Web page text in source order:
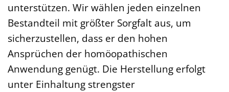
unterstützen. Wir wählen jeden einzelnen
Bestandteil mit größter Sorgfalt aus, um
sicherzustellen, dass er den hohen
Ansprüchen der homöopathischen
Anwendung genügt. Die Herstellung erfolgt
unter Einhaltung strengster